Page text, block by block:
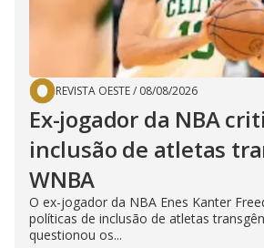
REVISTA OESTE/ 08/08/2026
Ex-jogador da NBA
inclusão de atletas
WNBA
O ex-jogador da NBA Enes Kanter
políticas de inclusão de atletas
questionou os...